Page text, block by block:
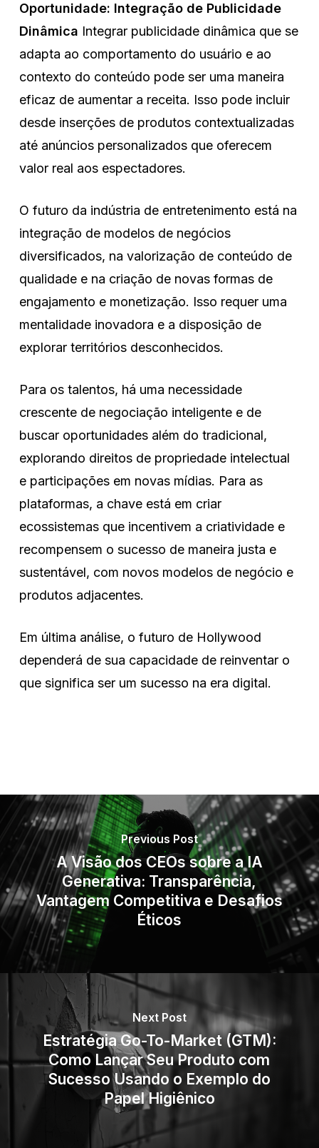
Oportunidade: Integração de Publicidade
Dinâmica Integrar publicidade dinâmica que se
adapta ao comportamento do usuário e ao
contexto do conteúdo pode ser uma maneira
eficaz de aumentar a receita. Isso pode incluir
desde inserções de produtos contextualizadas
até anúncios personalizados que oferecem
valor real aos espectadores.
O futuro da indústria de entretenimento está na
integração de modelos de negócios
diversificados, na valorização de conteúdo de
qualidade e na criação de novas formas de
engajamento e monetização. Isso requer uma
mentalidade inovadora e a disposição de
explorar territórios desconhecidos.
Para os talentos, há uma necessidade
crescente de negociação inteligente e de
buscar oportunidades além do tradicional,
explorando direitos de propriedade intelectual
e participações em novas mídias. Para as
plataformas, a chave está em criar
ecossistemas que incentivem a criatividade e
recompensem o sucesso de maneira justa e
sustentável, com novos modelos de negócio e
produtos adjacentes.
Em última análise, o futuro de Hollywood
dependerá de sua capacidade de reinventar o
que significa ser um sucesso na era digital.
Previous Post
A Visão dos CEOs sobre a IA
Generativa: Transparência,
Vantagem Competitiva e Desafios
Éticos
Next Post
Estratégia Go-To-Market (GTM):
Como Lançar Seu Produto com
Sucesso Usando o Exemplo do
Papel Higiênico